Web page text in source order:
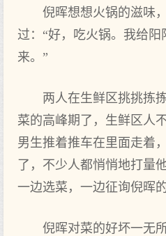
倪晖想想火锅的滋味
过：“好，吃火锅。我给
来。”
两人在生鲜区挑挑拣
菜的高峰期了，生鲜区人
男生推着推车在里面走着
了，不少人都悄悄地打量
一边选菜，一边征询倪晖的
倪晖对菜的好坏一无